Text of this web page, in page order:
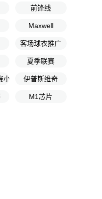
前锋线
Maxwell
客场球衣推广
夏季联赛
小组赛第3轮
伊普斯维奇
M1芯片